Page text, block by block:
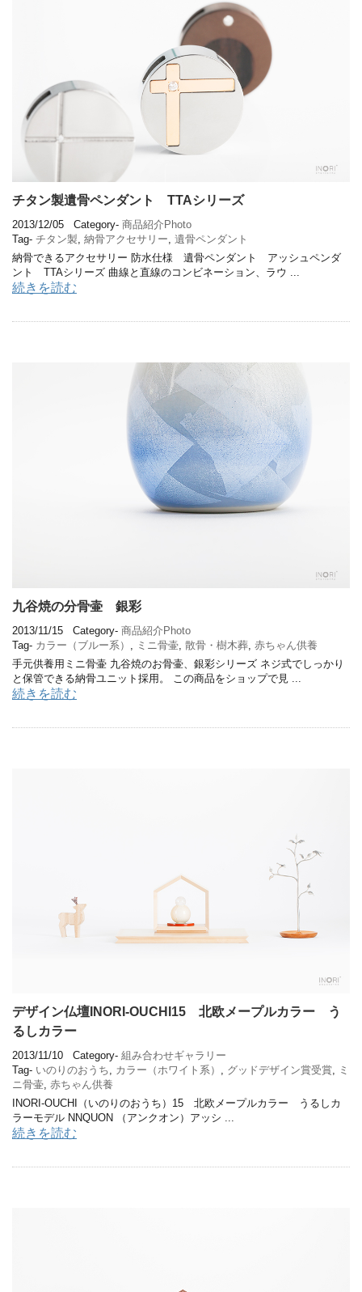
チタン製遺骨ペンダント TTAシリーズ
2013/12/05 Category- 商品紹介Photo
Tag- チタン製 納骨アクセサリー 遺骨ペンダント
納骨できるアクセサリー 防水仕様 遺骨ペンダント アッシュペンダ
ント TTAシリーズ 曲線と直線のコンビネーション、ラウ ...
続きを読む
九谷焼の分骨壷 銀彩
2013/11/15 Category- 商品紹介Photo
Tag- カラー（ブルー系） ミニ骨壷 散骨・樹木葬 赤ちゃん供養
手元供養用ミニ骨壷 九谷焼のお骨壷、銀彩シリーズ ネジ式でしっかり
と保管できる納骨ユニット採用。 この商品をショップで見 ...
続きを読む
デザイン仏壇INORI-OUCHI15 北欧メープルカラー う
るしカラー
2013/11/10 Category- 組み合わせギャラリー
Tag- いのりのおうち, カラー（ホワイト系） , グッドデザイン賞受賞, ミ
ニ骨壷, 赤ちゃん供養
INORI-OUCHI（いのりのおうち）15 北欧メープルカラー うるしカ
ラーモデル NNQUON （アンクオン）アッシ ...
続きを読む